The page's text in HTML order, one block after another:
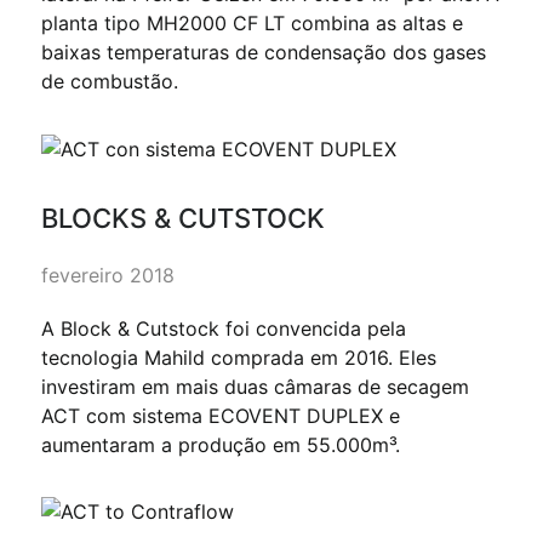
planta tipo MH2000 CF LT combina as altas e
baixas temperaturas de condensação dos gases
de combustão.
BLOCKS & CUTSTOCK
fevereiro 2018
A Block & Cutstock foi convencida pela
tecnologia Mahild comprada em 2016. Eles
investiram em mais duas câmaras de secagem
ACT com sistema ECOVENT DUPLEX e
aumentaram a produção em 55.000m³.